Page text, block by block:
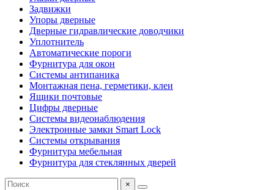
Задвижки
Упоры дверные
Дверные гидравлические доводчики
Уплотнитель
Автоматические пороги
Фурнитура для окон
Системы антипаника
Монтажная пена, герметики, клеи
Ящики почтовые
Цифры дверные
Системы видеонаблюдения
Электронные замки Smart Lock
Системы открывания
Фурнитура мебельная
Фурнитура для стеклянных дверей
×